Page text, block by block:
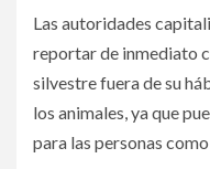
Las autoridades
reportar de inmediato
silvestre fuera de su
los animales, ya que
para las personas